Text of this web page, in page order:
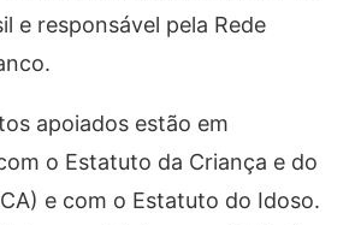
e responsável pela Rede
apoiados estão em
o Estatuto da Criança e do
e com o Estatuto do Idoso.